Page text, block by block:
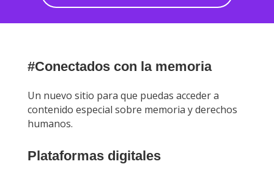
#Conectados con la memoria
Un nuevo sitio para que puedas acceder a
contenido especial sobre memoria y derechos
humanos.
Plataformas digitales